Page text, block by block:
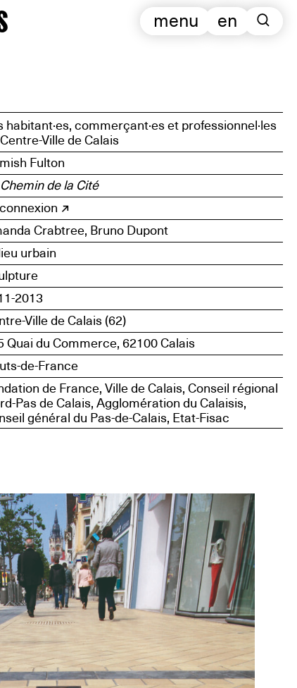
en
menu
habitant·es, commerçant·es et professionnel·les
Ville de Calais
Fulton
de la Cité
Crabtree, Bruno Dupont
urbain
2013
Ville de Calais (62)
Quai du Commerce, 62100 Calais
de-France
de France, Ville de Calais, Conseil régional
Pas de Calais, Agglomération du Calaisis,
général du Pas-de-Calais, Etat-Fisac